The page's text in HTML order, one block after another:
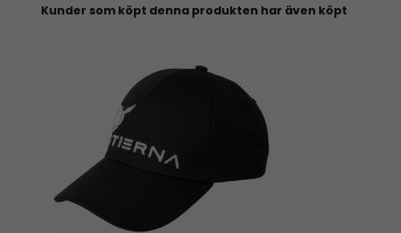
Kunder som köpt denna produkten har även köpt